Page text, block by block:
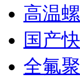
高温
国产
全氟